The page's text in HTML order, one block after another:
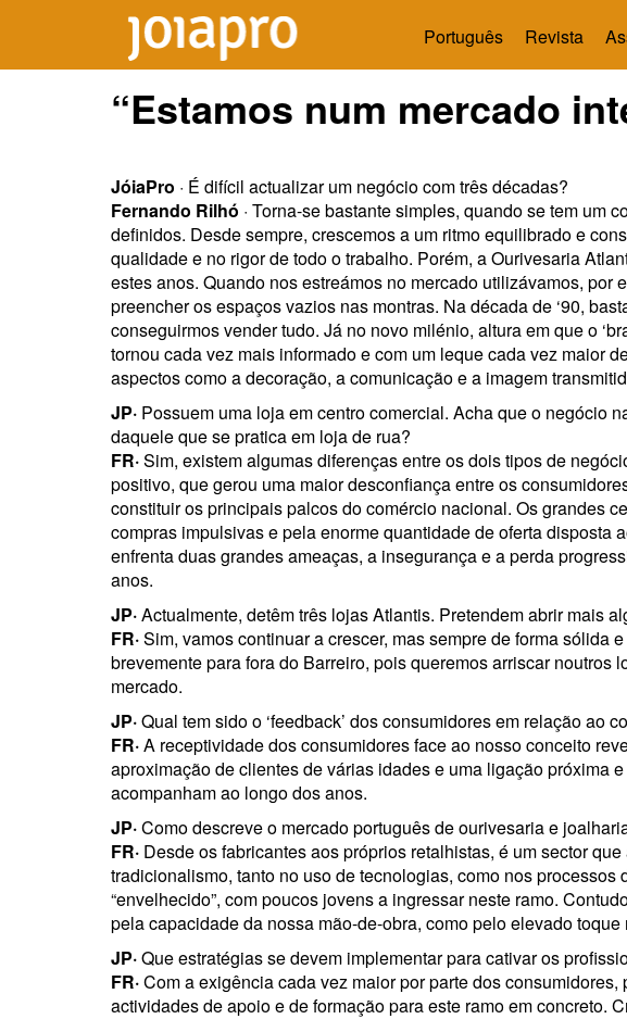
Português Revista
“Estamos num mercado
JóiaPro · É difícil actualizar um negócio com três décadas?
Fernando Rilhó · Torna-se bastante simples, quando se tem um
definidos. Desde sempre, crescemos a um ritmo equilibrado e
qualidade e no rigor de todo o trabalho. Porém, a Ourivesaria
estes anos. Quando nos estreámos no mercado utilizávamos, por
preencher os espaços vazios nas montras. Na década de ‘90,
conseguirmos vender tudo. Já no novo milénio, altura em que o
tornou cada vez mais informado e com um leque cada vez maior
aspectos como a decoração, a comunicação e a imagem
JP· Possuem uma loja em centro comercial. Acha que o negócio
daquele que se pratica em loja de rua?
FR·Sim, existem algumas diferenças entre os dois tipos de
positivo, que gerou uma maior desconfiança entre os
constituir os principais palcos do comércio nacional. Os grandes
compras impulsivas e pela enorme quantidade de oferta disposta
enfrenta duas grandes ameaças, a insegurança e a perda
anos.
JP·Actualmente, detêm três lojas Atlantis. Pretendem abrir mais
FR·Sim, vamos continuar a crescer, mas sempre de forma sólida
brevemente para fora do Barreiro, pois queremos arriscar noutros
mercado.
JP·Qual tem sido o ‘feedback’ dos consumidores em relação ao
FR·A receptividade dos consumidores face ao nosso conceito
aproximação de clientes de várias idades e uma ligação próxima
acompanham ao longo dos anos.
JP·Como descreve o mercado português de ourivesaria e
FR· Desde os fabricantes aos próprios retalhistas, é um sector
tradicionalismo, tanto no uso de tecnologias, como nos processos
“envelhecido”, com poucos jovens a ingressar neste ramo.
pela capacidade da nossa mão-de-obra, como pelo elevado toque
JP·Que estratégias se devem implementar para cativar os
FR·Com a exigência cada vez maior por parte dos
actividades de apoio e de formação para este ramo em concreto.